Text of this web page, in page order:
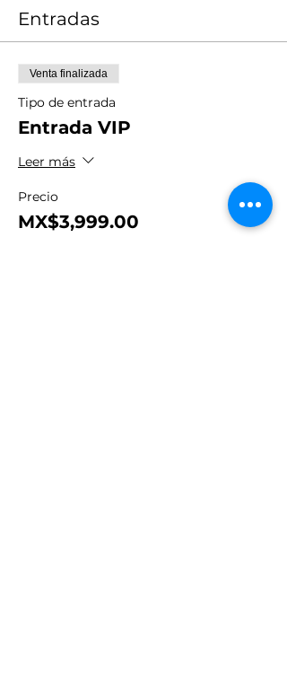
Entradas
Venta finalizada
Tipo de entrada
Entrada VIP
Leer más
Precio
MX$3,999.00